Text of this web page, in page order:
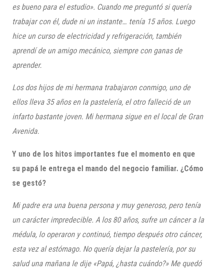
es bueno para el estudio». Cuando me preguntó si quería
trabajar con él, dude ni un instante… tenía 15 años. Luego
hice un curso de electricidad y refrigeración, también
aprendí de un amigo mecánico, siempre con ganas de
aprender.
Los dos hijos de mi hermana trabajaron conmigo, uno de
ellos lleva 35 años en la pastelería, el otro falleció de un
infarto bastante joven. Mi hermana sigue en el local de Gran
Avenida.
Y uno de los hitos importantes fue el momento en que
su papá le entrega el mando del negocio familiar. ¿Cómo
se gestó?
Mipadreera una buena persona y muy generoso, pero tenía
un carácterimpredecible. A los 80 años, sufre un cáncer a la
médula, lo operaron y continuó, tiempo después otro cáncer,
esta vez al estómago. No quería dejar la pastelería, por su
salud una mañana le dije «Papá, ¿hasta cuándo?» Me quedó